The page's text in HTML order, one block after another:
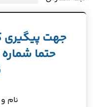
جهت
حتما
نام